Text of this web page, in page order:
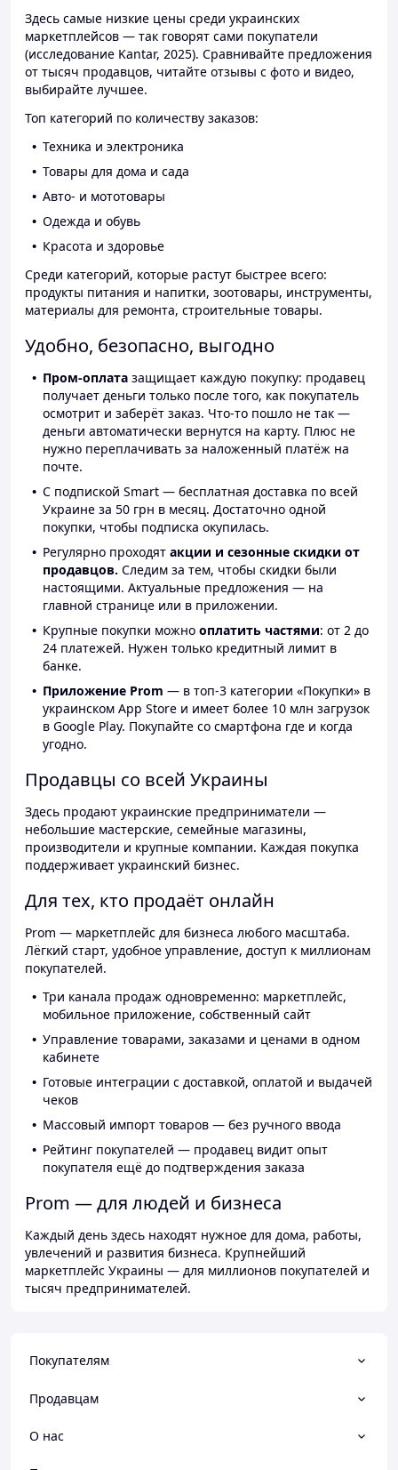
Здесь самые низкие цены среди украинских
маркетплейсов — так говорят сами покупатели
(исследование Kantar, 2025). Сравнивайте предложения
от тысяч продавцов, читайте отзывы с фото и видео,
выбирайте лучшее.
Топ категорий по количеству заказов:
Техника и электроника
Товары для дома и сада
Авто- и мототовары
Одежда и обувь
Красота и здоровье
Среди категорий, которые растут быстрее всего:
продукты питания и напитки, зоотовары, инструменты,
материалы для ремонта, строительные товары.
Удобно, безопасно, выгодно
Пром-оплата защищает каждую покупку: продавец
получает деньги только после того, как покупатель
осмотрит и заберёт заказ. Что-то пошло не так —
деньги автоматически вернутся на карту. Плюс не
нужно переплачивать за наложенный платёж на
почте.
С подпиской Smart — бесплатная доставка по всей
Украине за 50 грн в месяц. Достаточно одной
покупки, чтобы подписка окупилась.
Регулярно проходят акции и сезонные скидки от
продавцов. Следим за тем, чтобы скидки были
настоящими. Актуальные предложения — на
главной странице или в приложении.
Крупные покупки можно оплатить частями: от 2 до
24 платежей. Нужен только кредитный лимит в
банке.
Приложение Prom — в топ-3 категории «Покупки» в
украинском App Store и имеет более 10 млн загрузок
в Google Play. Покупайте со смартфона где и когда
угодно.
Продавцы со всей Украины
Здесь продают украинские предприниматели —
небольшие мастерские, семейные магазины,
производители и крупные компании. Каждая покупка
поддерживает украинский бизнес.
Для тех, кто продаёт онлайн
Prom — маркетплейс для бизнеса любого масштаба.
Лёгкий старт, удобное управление, доступ к миллионам
покупателей.
Три канала продаж одновременно: маркетплейс,
мобильное приложение, собственный сайт
Управление товарами, заказами и ценами в одном
кабинете
Готовые интеграции с доставкой, оплатой и выдачей
чеков
Массовый импорт товаров — без ручного ввода
Рейтинг покупателей — продавец видит опыт
покупателя ещё до подтверждения заказа
Prom — для людей и бизнеса
Каждый день здесь находят нужное для дома, работы,
увлечений и развития бизнеса. Крупнейший
маркетплейс Украины — для миллионов покупателей и
тысяч предпринимателей.
Покупателям
Продавцам
О нас